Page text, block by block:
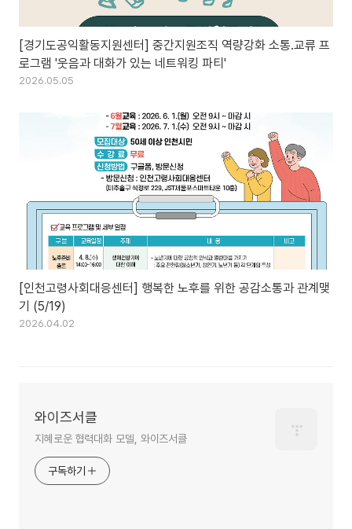
[경기도공익활동지원센터] 중간지원조직 역량강화 소통.교류 프
로그램 '웃음과 대화가 있는 네트워킹 파티'
2026.05.05
[인천고령사회대응센터] 행복한 노후를 위한 공감소통과 관계맺
기 (5/19)
2026.04.02
와이즈서클
지혜로운 협력대화 모델, 와이즈서클
구독하기